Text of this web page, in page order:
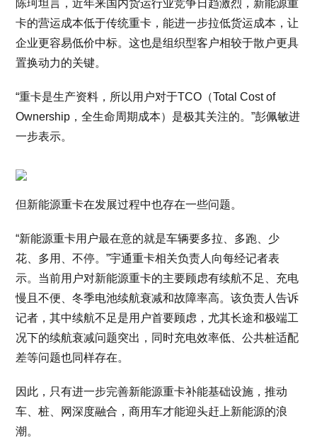
陈珂坦言，近年来国内货运行业竞争日趋激烈，新能源重
卡的营运成本低于传统重卡，能进一步拉低货运成本，让
企业更容易低价中标。这也是组织型客户相较于散户更具
置换动力的关键。
“重卡是生产资料，所以用户对于TCO（Total Cost of
Ownership，全生命周期成本）是极其关注的。”彭佩敏进
一步表示。
但新能源重卡在发展过程中也存在一些问题。
“新能源重卡用户最在意的就是车辆要多拉、多跑、少
花、多用、不停。”宇通重卡相关负责人向每经记者表
示。当前用户对新能源重卡的主要顾虑有续航不足、充电
慢且不便、冬季电池续航衰减和故障率高。该负责人告诉
记者，其中续航不足是用户首要顾虑，尤其长途和极端工
况下的续航衰减问题突出，同时充电效率低、公共桩适配
差等问题也同样存在。
因此，只有进一步完善新能源重卡补能基础设施，推动
车、桩、网深度融合，商用车才能迎头赶上新能源的浪
潮。